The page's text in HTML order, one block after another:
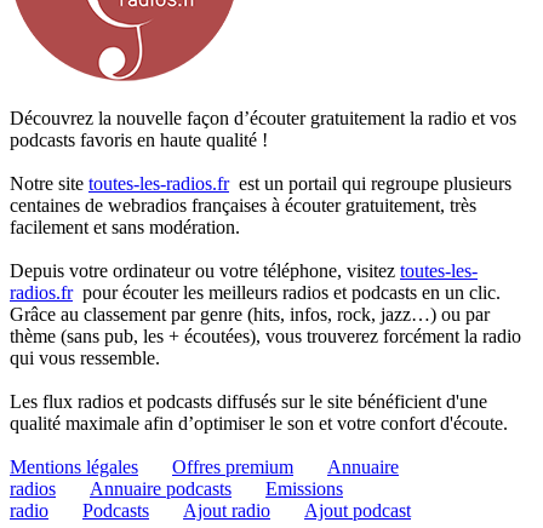
Découvrez la nouvelle façon d’écouter gratuitement la radio et vos
podcasts favoris en haute qualité !
Notre site toutes-les-radios.frest un portail qui regroupe plusieurs
centaines de webradios françaises à écouter gratuitement, très
facilement et sans modération.
Depuis votre ordinateur ou votre téléphone, visitez toutes-les-
radios.frpour écouter les meilleurs radios et podcasts en un clic.
Grâce au classement par genre (hits, infos, rock, jazz…) ou par
thème (sans pub, les + écoutées), vous trouverez forcément la radio
qui vous ressemble.
Les flux radios et podcasts diffusés sur le site bénéficient d'une
qualité maximale afin d’optimiser le son et votre confort d'écoute.
Mentions légales Offres premium
Annuaire
radios
Annuaire podcasts
Emissions
radio
Podcasts Ajout radio Ajout podcast